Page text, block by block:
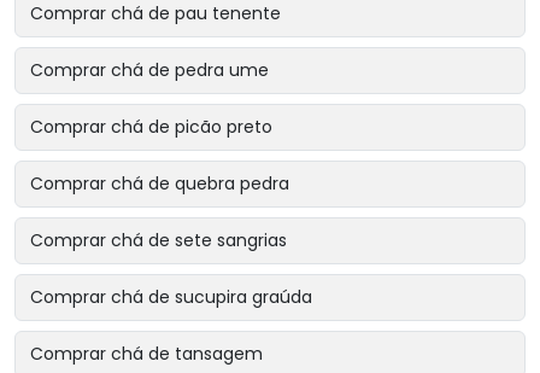
Comprar chá de pau tenente
Comprar chá de pedra ume
Comprar chá de picão preto
Comprar chá de quebra pedra
Comprar chá de sete sangrias
Comprar chá de sucupira graúda
Comprar chá de tansagem